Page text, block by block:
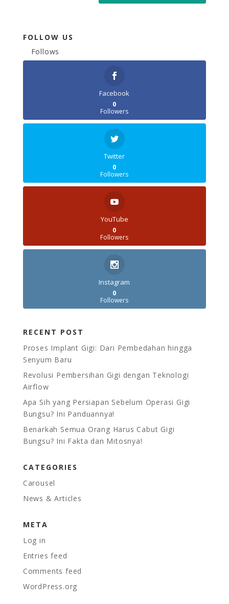
FOLLOW US
Follows
Facebook
0
Followers
Twitter
0
Followers
YouTube
0
Followers
Instagram
0
Followers
RECENT POST
Proses Implant Gigi: Dari Pembedahan hingga
Senyum Baru
Revolusi Pembersihan Gigi dengan Teknologi
Airflow
Apa Sih yang Persiapan Sebelum Operasi Gigi
Bungsu? Ini Panduannya!
Benarkah Semua Orang Harus Cabut Gigi
Bungsu? Ini Fakta dan Mitosnya!
CATEGORIES
Carousel
News & Articles
META
Log in
Entries feed
Comments feed
WordPress.org